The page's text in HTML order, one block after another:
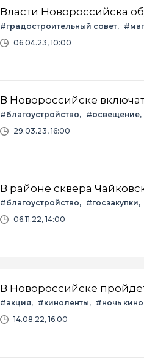
#градостроительный совет
06.04.23, 10:00
В Новороссийске
#благоустройство #освещение
29.03.23, 16:00
В районе сквера
#благоустройство #госзакупки
06.11.22, 14:00
В Новороссийске
#акция #киноленты #ночь кино
14.08.22, 16:00